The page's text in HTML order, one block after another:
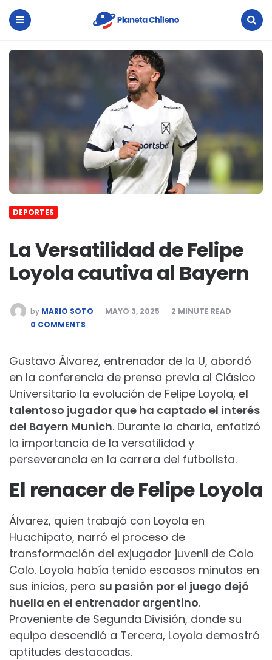
Planeta
Chileno
DEPORTES
La Versatilidad de Felipe
Loyola cautiva al Bayern
POSTED
BY
by MARIO SOTO MAYO 3, 2025 2 MINUTE READ
0 COMMENTS
Gustavo Álvarez, entrenador de la U, abordó
en la conferencia de prensa previa al Clásico
Universitario la evolución de Felipe Loyola, el
talentoso jugador que ha captado el interés
del Bayern Munich. Durante la charla, enfatizó
la importancia de la versatilidad y
perseverancia en la carrera del futbolista.
El renacer de Felipe Loyola
Álvarez, quien trabajó con Loyola en
Huachipato, narró el proceso de
transformación del exjugador juvenil de Colo
Colo. Loyola había tenido escasos minutos en
sus inicios, pero su pasión por el juego dejó
huella en el entrenador argentino.
Proveniente de Segunda División, donde su
equipo descendió a Tercera, Loyola demostró
aptitudes destacadas.